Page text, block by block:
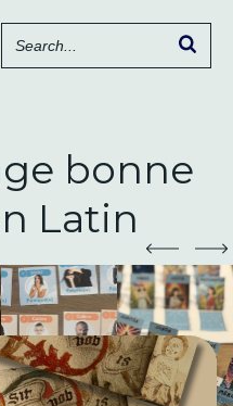
contenu
bonne
Latin